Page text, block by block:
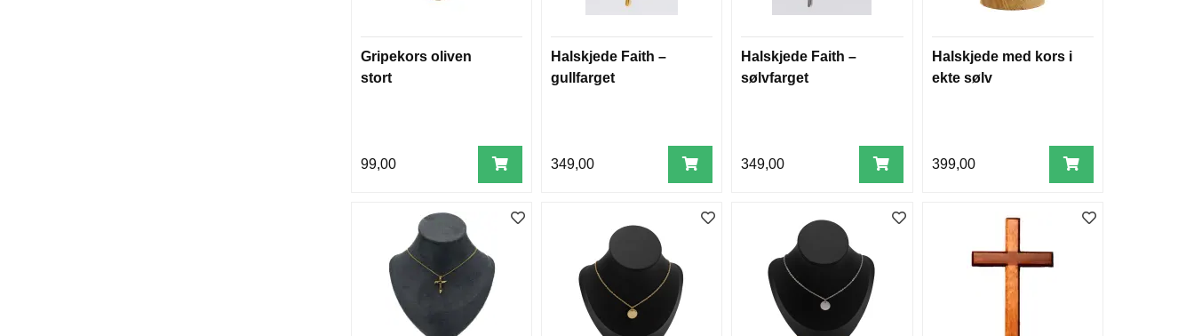
Gripekors oliven
stort
99,00
Halskjede Faith –
gullfarget
349,00
Halskjede Faith –
sølvfarget
349,00
Halskjede med kors i
ekte sølv
399,00